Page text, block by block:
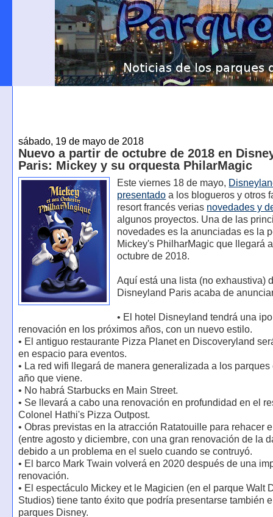
sábado, 19 de mayo de 2018
Nuevo a partir de octubre de 2018 en
Paris: Mickey y su orquesta PhilarMagic
Este viernes 18 de mayo,
presentado a los blogueros y otros
resort francés verias novedades y
algunos proyectos. Una de las
novedades es la anunciadas es la
Mickey's PhilharMagic que llegará
octubre de 2018.
Aquí está una lista (no exhaustiva)
Disneyland Paris acaba de
• El hotel Disneyland tendrá una
renovación en los próximos años, con un nuevo estilo.
• El antiguo restaurante Pizza Planet en Discoveryland
en espacio para eventos.
• La red wifi llegará de manera generalizada a los parques
año que viene.
• No habrá Starbucks en Main Street.
• Se llevará a cabo una renovación en profundidad en el
Colonel Hathi's Pizza Outpost.
• Obras previstas en la atracción Ratatouille para rehacer
(entre agosto y diciembre, con una gran renovación de la
debido a un problema en el suelo cuando se contruyó.
• El barco Mark Twain volverá en 2020 después de una
renovación.
• El espectáculo Mickey et le Magicien (en el parque Walt
Studios) tiene tanto éxito que podría presentarse también
parques Disney.